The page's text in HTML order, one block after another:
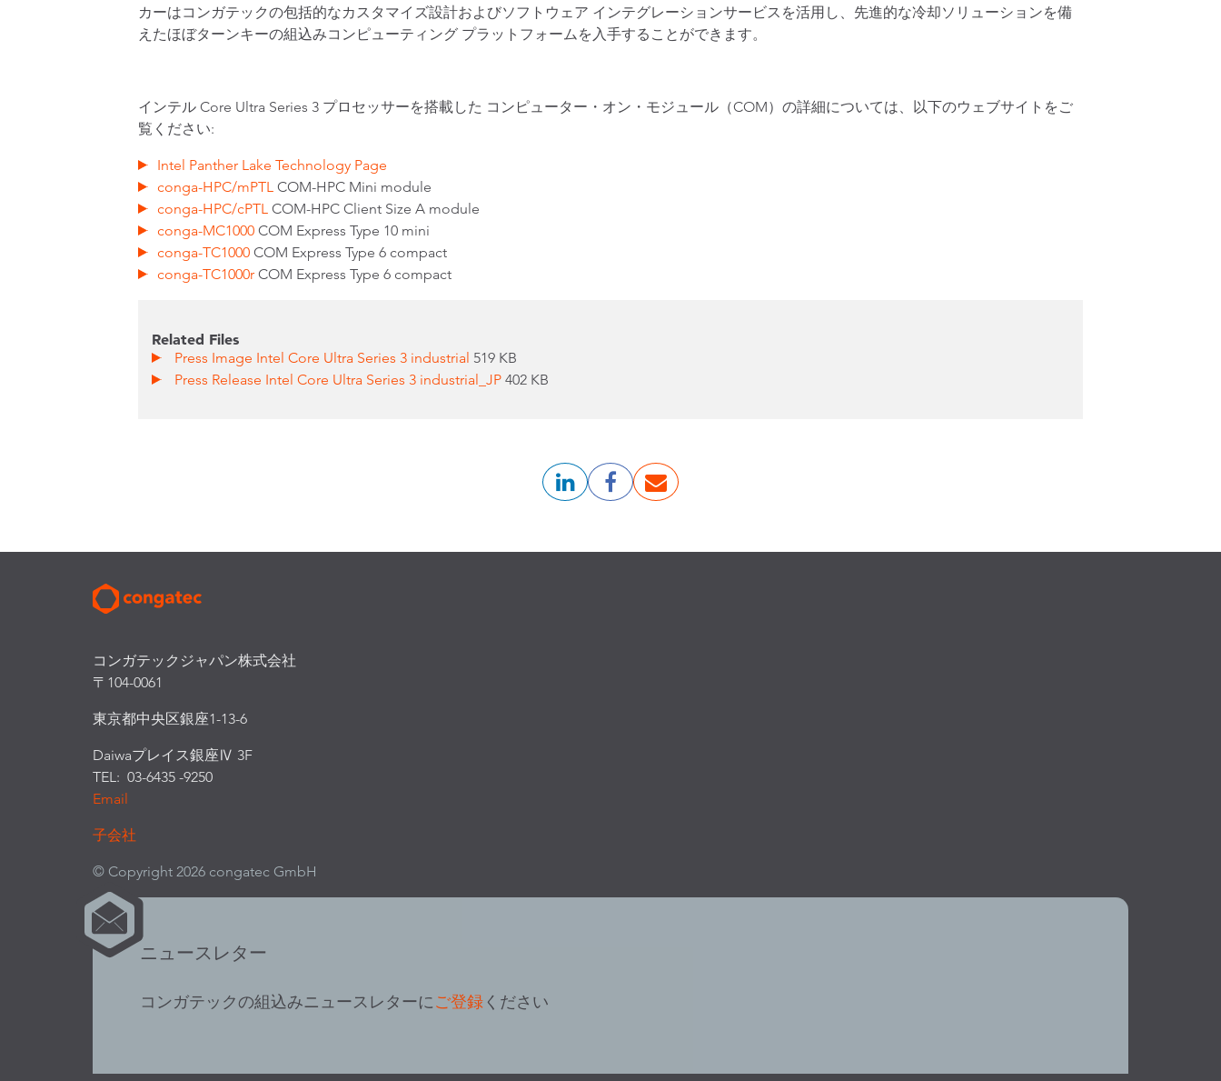
カーはコンガテックの包括的なカスタマイズ設計およびソフトウェア インテグレーションサービスを活用し、先進的な冷却ソリューションを備
えたほぼターンキーの組込みコンピューティング プラットフォームを入手することができます。
インテル Core Ultra Series 3 プロセッサーを搭載した コンピューター・オン・モジュール（COM）の詳細については、以下のウェブサイトをご
覧ください:
Intel Panther Lake Technology Page
conga-HPC/mPTLCOM-HPC Mini module
conga-HPC/cPTL COM-HPC Client Size A module
conga-MC1000 COM Express Type 10 mini
conga-TC1000 COM Express Type 6 compact
conga-TC1000r COM Express Type 6 compact
Related Files
Press Image Intel Core Ultra Series 3 industrial 519 KB
Press Release Intel Core Ultra Series 3 industrial_JP402 KB
コンガテックジャパン株式会社
〒104-0061
東京都中央区銀座1-13-6
Daiwaプレイス銀座Ⅳ 3F
TEL: 03-6435 -9250
Email
子会社
© Copyright 2026 congatec GmbH
ニュースレター
コンガテックの組込みニュースレターにご登録 ください